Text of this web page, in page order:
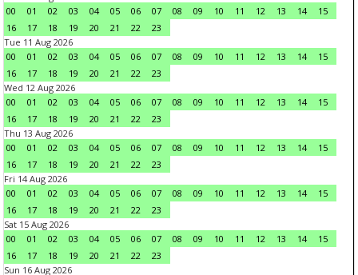
00
01 02 03 04 05 06 07 08 09 10 11 12 13 14
15
16
17 18 19 20 21 22
23
Tue 11 Aug 2026
00
01 02 03 04 05 06 07 08 09 10 11 12 13 14
15
16
17 18 19 20 21 22
23
Wed 12 Aug 2026
00
01 02 03 04 05 06 07 08 09 10 11 12 13 14
15
16
17 18 19 20 21 22
23
Thu 13 Aug 2026
00
01 02 03 04 05 06 07 08 09 10 11 12 13 14
15
16
17 18 19 20 21 22
23
Fri 14 Aug 2026
00
01 02 03 04 05 06 07 08 09 10 11 12 13 14
15
16
17 18 19 20 21 22
23
Sat 15 Aug 2026
00
01 02 03 04 05 06 07 08 09 10 11 12 13 14
15
16
17 18 19 20 21 22
23
Sun 16 Aug 2026